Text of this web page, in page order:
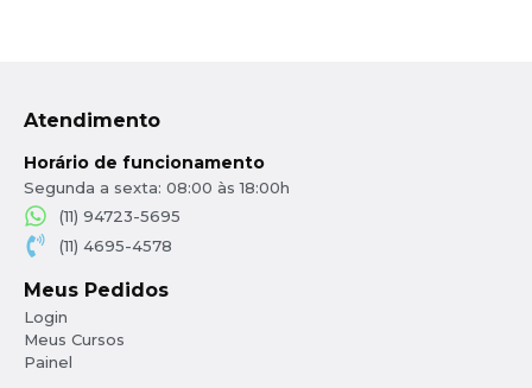
Atendimento
Horário de funcionamento
Segunda a sexta: 08:00 às 18:00h
(11) 94723-5695
(11) 4695-4578
Meus Pedidos
Login
Meus Cursos
Painel